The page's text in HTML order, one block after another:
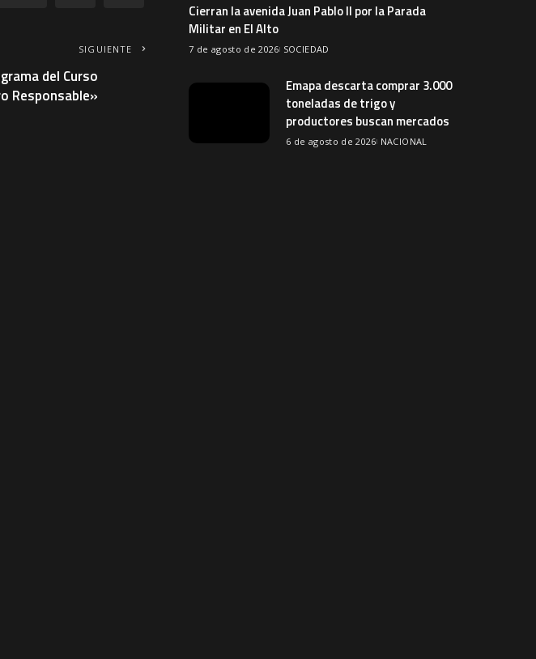
SIGUIENTE
del Curso
Responsable»
Cierran la avenida Juan Pablo II por la Parada
Militar en El Alto
7 de agosto de 2026 SOCIEDAD
Emapa descarta comprar 3.000
toneladas de trigo y
productores buscan mercados
6 de agosto de 2026 NACIONAL